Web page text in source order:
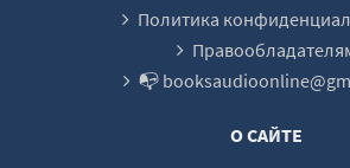
Политика
📭
О САЙТЕ